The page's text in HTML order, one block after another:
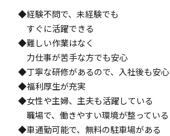
◆経験不問で、未経験でも
すぐに活躍できる
◆難しい作業はなく
力仕事が苦手な方でも安心
◆丁寧な研修があるので、入社後も安心
◆福利厚生が充実
◆女性や主婦、主夫も活躍している
職場で、働きやすい環境が整っている
◆車通勤可能で、無料の駐車場がある